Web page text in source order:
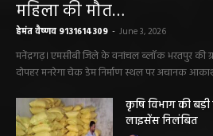
महिला की मौत…
हेमंत वैष्णव 9131614309 - June 3, 2026
मनेंद्रगढ़। एमसीबी जिले के वनांचल ब्लॉक भरतपुर की
दोपहर मनरेगा चेक डेम निर्माण स्थल पर अचानक
कृषि विभाग की
लाइसेंस निलंबित